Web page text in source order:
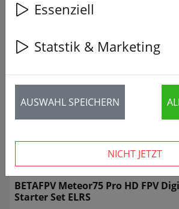
16 Artikel
BETAFPV Meteor75 Pro HD FPV
Starter Set ELRS
Essenziell
Statstik & Marketing
AUSWAHL SPEICHERN
NICHT JETZT